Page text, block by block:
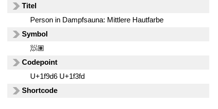
Titel
Person in Dampfsauna: Mittlere Hautfarbe
Symbol
🧖🏽
Codepoint
U+1f9d6 U+1f3fd
Shortcode